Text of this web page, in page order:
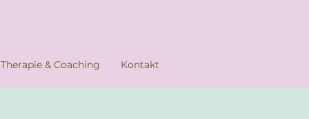
Therapie & Coaching Kontakt